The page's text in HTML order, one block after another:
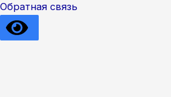
Обратная связь